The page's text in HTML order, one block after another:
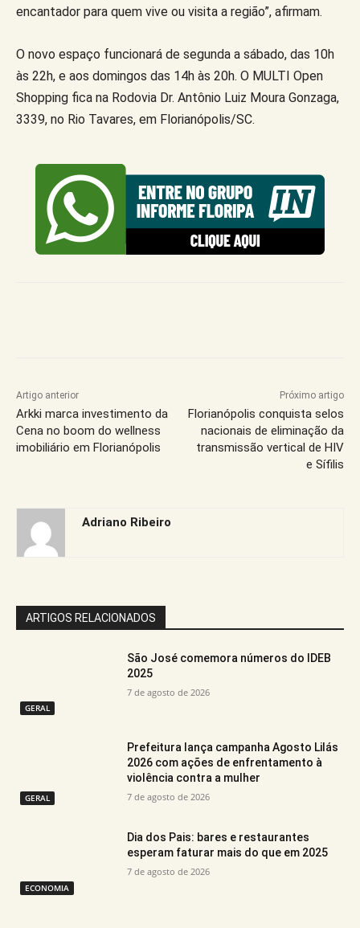
encantador para quem vive ou visita a região”, afirmam.
O novo espaço funcionará de segunda a sábado, das 10h
às 22h, e aos domingos das 14h às 20h. O MULTI Open
Shopping fica na Rodovia Dr. Antônio Luiz Moura Gonzaga,
3339, no Rio Tavares, em Florianópolis/SC.
Artigo anterior
Arkki marca investimento da
Cena no boom do wellness
imobiliário em Florianópolis
Próximo artigo
Florianópolis conquista selos
nacionais de eliminação da
transmissão vertical de HIV
e Sífilis
Adriano Ribeiro
ARTIGOS RELACIONADOS
GERAL
São José comemora números do IDEB
2025
7 de agosto de 2026
GERAL
Prefeitura lança campanha Agosto Lilás
2026 com ações de enfrentamento à
violência contra a mulher
7 de agosto de 2026
ECONOMIA
Dia dos Pais: bares e restaurantes
esperam faturar mais do que em 2025
7 de agosto de 2026